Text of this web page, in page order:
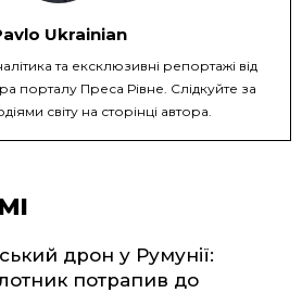
Ukrainian
та ексклюзивні репортажі від
порталу Преса Рівне. Слідкуйте за
світу на сторінці автора.
дрон у Румунії:
потрапив до